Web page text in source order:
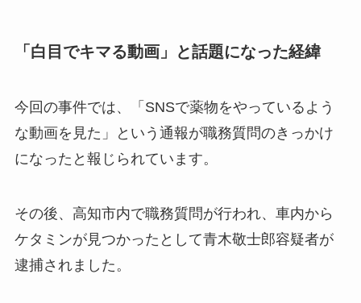
「白目でキマる動画」と話題になった経緯
今回の事件では、「SNSで薬物をやっているよう
な動画を見た」という通報が職務質問のきっかけ
になったと報じられています。
その後、高知市内で職務質問が行われ、車内から
ケタミンが見つかったとして青木敬士郎容疑者が
逮捕されました。